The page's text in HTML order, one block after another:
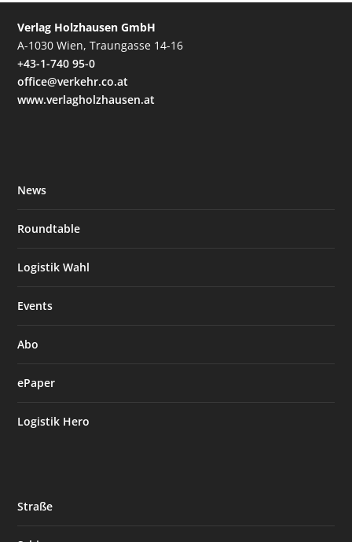
Verlag Holzhausen GmbH
A-1030 Wien, Traungasse 14-16
+43-1-740 95-0
office@verkehr.co.at
www.verlagholzhausen.at
News
Roundtable
Logistik Wahl
Events
Abo
ePaper
Logistik Hero
Straße